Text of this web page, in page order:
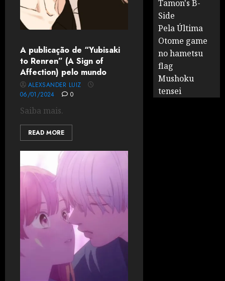
A publicação de “Yubisaki
to Renren” (A Sign of
Affection) pelo mundo
ALEXSANDER LUIZ
06/01/2024
0
Saiba mais.
READ MORE
Tamon's B-
Side
Pela Última
Otome game
no hametsu
flag
Mushoku
tensei